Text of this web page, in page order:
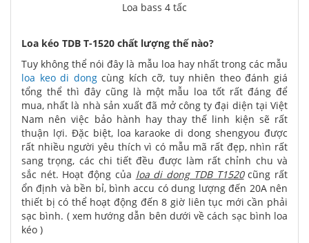
Loa bass 4 tấc
Loa kéo TDB T-1520 chất lượng thế nào?
Tuy không thể nói đây là mẫu loa hay nhất trong các mẫu
loa keo di dongcùng kích cỡ, tuy nhiên theo đánh giá
tổng thể thì đây cũng là một mẫu loa tốt rất đáng để
mua, nhất là nhà sản xuất đã mở công ty đại diện tại Việt
Nam nên việc bảo hành hay thay thế linh kiện sẽ rất
thuận lợi. Đặc biệt, loa karaoke di dong shengyou được
rất nhiều người yêu thích vì có mẫu mã rất đẹp, nhìn rất
sang trọng, các chi tiết đều được làm rất chỉnh chu và
sắc nét. Hoạt động của loa di dong TDB T1520cũng rất
ổn định và bền bỉ, bình accu có dung lượng đến 20A nên
thiết bị có thể hoạt động đến 8 giờ liên tục mới cần phải
sạc bình. ( xem hướng dẫn bên dưới về cách sạc bình loa
kéo )